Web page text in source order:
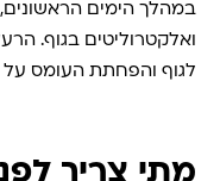
במהלך הימים הראשונים,
ואלקטרוליטים בגוף.
לגוף והפחתת העומס
מתי צריך